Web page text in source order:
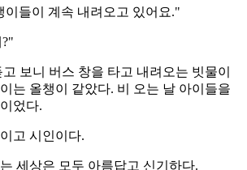
이들이 계속 내려오고 있어요."
보니 버스 창을 타고 내려오는 빗물이
는 올챙이 같았다. 비 오는 날 아이들을
었다.
고 시인이다.
세상은 모두 아름답고 신기하다.